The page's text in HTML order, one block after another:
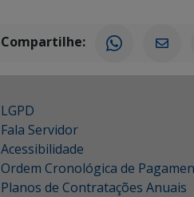
Compartilhe:
LGPD
Fala Servidor
Acessibilidade
Ordem Cronológica de
Planos de Contratações Anuais